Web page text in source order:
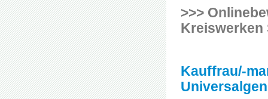
>>>
Kreiswerken
Kauffrau/-